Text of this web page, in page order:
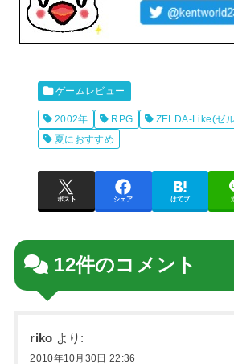
ゲームレビュー
2002年 RPG
ZELDA-Like(ゼ
夏におすすめ
ポスト シェア はてブ
12件のコメント
riko より:
2010年10月30日 22:36